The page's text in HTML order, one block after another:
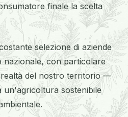
finale la scelta
selezione di aziende
nazionale, con particolare
del nostro territorio —
un'agricoltura sostenibile